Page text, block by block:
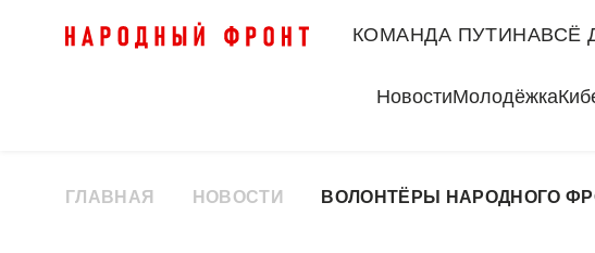
КОМАНДА ПУТИНАВСЁ
НовостиМолодёжка
ГЛАВНАЯ НОВОСТИ ВОЛОНТЁРЫ НАРОДНОГО